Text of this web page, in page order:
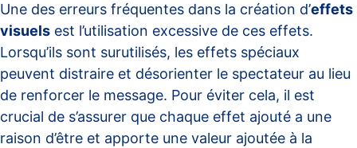
Une des erreurs fréquentes dans la création d’effets
visuels est l’utilisation excessive de ces effets.
Lorsqu’ils sont surutilisés, les effets spéciaux
peuvent distraire et désorienter le spectateur au lieu
de renforcer le message. Pour éviter cela, il est
crucial de s’assurer que chaque effet ajouté a une
raison d’être et apporte une valeur ajoutée à la